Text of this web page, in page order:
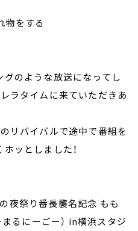
物をする
のような放送になってし
ラタイムに来ていただきあ
リバイバルで途中で番組を
ッとしました！
夜祭り番長襲名記念 もも
るにーごー） in横浜スタジ